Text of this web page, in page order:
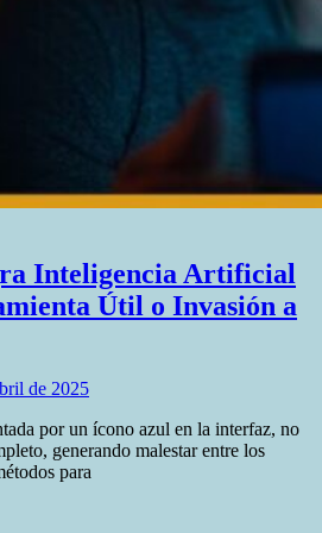
Inteligencia Artificial
Útil o Invasión a
de 2025
por un ícono azul en la interfaz, no
generando malestar entre los
para